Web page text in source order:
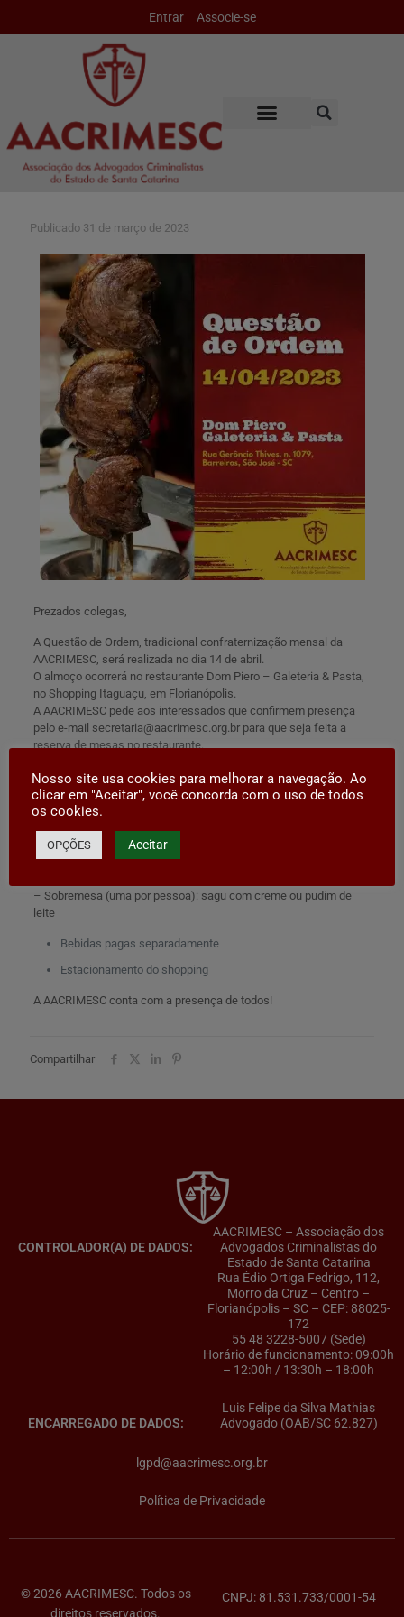
Entrar Associe-se
Publicado 31 de março de 2023
Prezados colegas,
A Questão de Ordem, tradicional confraternização mensal da
AACRIMESC, será realizada no dia 14 de abril.
O almoço ocorrerá no restaurante Dom Piero – Galeteria & Pasta,
no Shopping Itaguaçu, em Florianópolis.
A AACRIMESC pede aos interessados que confirmem presença
pelo e-mail secretaria@aacrimesc.org.brpara que seja feita a
reserva de mesas no restaurante.
Confira o cardápio:
– Entrada: batata rústica e polenta frita
entrecôte, linguiça toscana, farofa, maionese, mix de folhas,
abacaxi assado, massas (talharim, spaghetti, tortei, gnocchi,
– Sobremesa (uma por pessoa): sagu com creme ou pudim de
leite
Bebidas pagas separadamente
Estacionamento do shopping
A AACRIMESC conta com a presença de todos!
Compartilhar
CONTROLADOR(A) DE DADOS:
AACRIMESC – Associação dos
Advogados Criminalistas do
Estado de Santa Catarina
Rua Édio Ortiga Fedrigo, 112,
Morro da Cruz – Centro –
Florianópolis – SC – CEP: 88025-
172
55 48 3228-5007 (Sede)
Horário de funcionamento: 09:00h
– 12:00h / 13:30h – 18:00h
ENCARREGADO DE DADOS:
Luis Felipe da Silva Mathias
Advogado (OAB/SC 62.827)
lgpd@aacrimesc.org.br
Política de Privacidade
© 2026 AACRIMESC. Todos os
direitos reservados.
CNPJ: 81.531.733/0001-54
Nosso site usa cookies para melhorar a navegação. Ao
clicar em "Aceitar", você concorda com o uso de todos
os cookies.
OPÇÕES Aceitar